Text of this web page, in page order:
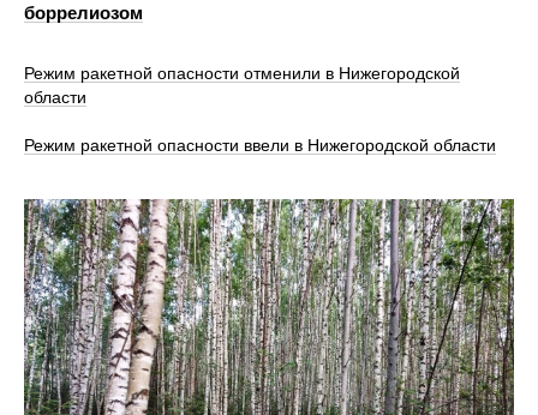
боррелиозом
Режим ракетной опасности отменили в Нижегородской
области
Режим ракетной опасности ввели в Нижегородской области